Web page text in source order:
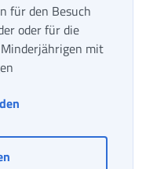
für den Besuch
oder für die
mit
Kita-Bonus und